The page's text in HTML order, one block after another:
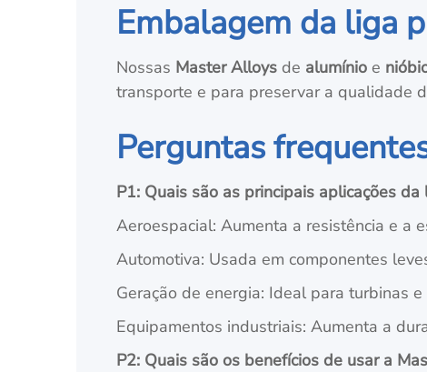
Embalagem da liga
Nossas Master Alloys de alumínio e
transporte e para preservar a qualidade
Perguntas
P1: Quais são as principais aplicações
Aeroespacial: Aumenta a resistência e a
Automotiva: Usada em componentes
Geração de energia: Ideal para turbinas
Equipamentos industriais: Aumenta a
P2: Quais são os benefícios de usar a